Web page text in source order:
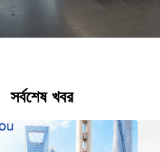
সর্বশেষ খবর